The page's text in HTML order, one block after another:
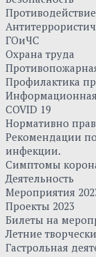
ГОиЧС
Охрана труда
Профилактика
Информационная
COVID 19
Нормативно
Рекомендации
инфекции.
Симптомы
Деятельность
Мероприятия
Проекты 2023
Билеты на
Летние
Гастрольная